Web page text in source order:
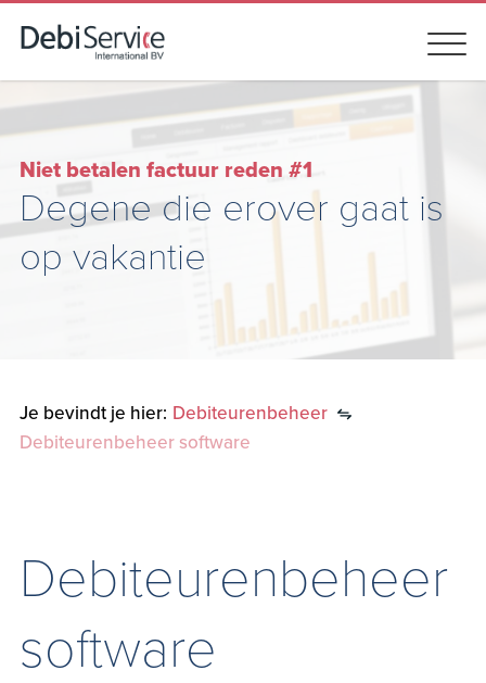
Niet betalen factuur reden #1
Degene die erover gaat is
op vakantie
Je bevindt je hier: Debiteurenbeheer
Debiteurenbeheer software
Debiteurenbeheer
software